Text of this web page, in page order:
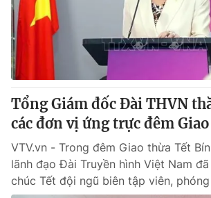
Sản phẩm
Thị trường
Tư vấn
Lịch phát sóng
Chuyên mục khác
Emagazine Podcast
Photo
Video Shorts
Tổng Giám đốc Đài THVN
các đơn vị ứng trực đêm
VTV.vn - Trong đêm Giao thừa Tết
lãnh đạo Đài Truyền hình Việt Nam
chúc Tết đội ngũ biên tập viên,